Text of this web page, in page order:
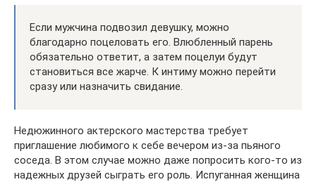
Если мужчина подвозил девушку, можно
благодарно поцеловать его. Влюбленный парень
обязательно ответит, а затем поцелуи будут
становиться все жарче. К интиму можно перейти
сразу или назначить свидание.
Недюжинного актерского мастерства требует
приглашение любимого к себе вечером из-за пьяного
соседа. В этом случае можно даже попросить кого-то из
надежных друзей сыграть его роль. Испуганная женщина